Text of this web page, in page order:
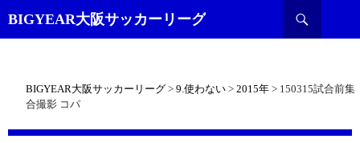
BIGYEAR大阪サッカーリーグ
索
BIGYEAR大阪サッカーリーグ > 9.使わない > 2015年 > 150315試合前集
合撮影 コパ